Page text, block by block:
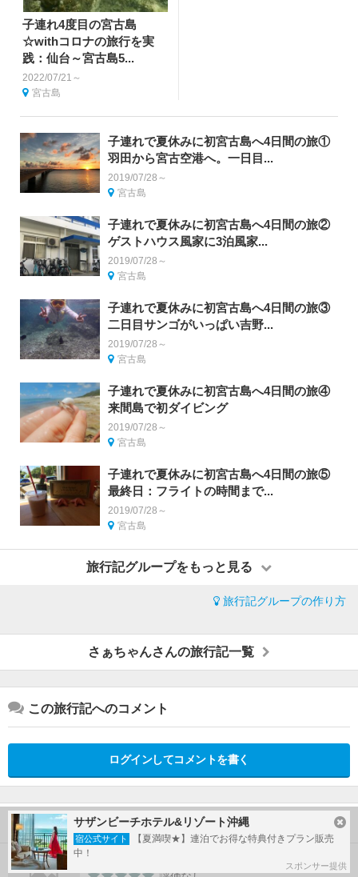
子連れ4度目の宮古島
☆withコロナの旅行を実
践：仙台～宮古島5...
2022/07/21～
宮古島
子連れで夏休みに初宮古島へ4日間の旅①
羽田から宮古空港へ。一日目...
2019/07/28～
宮古島
子連れで夏休みに初宮古島へ4日間の旅②
ゲストハウス風家に3泊風家...
2019/07/28～
宮古島
子連れで夏休みに初宮古島へ4日間の旅③
二日目サンゴがいっぱい吉野...
2019/07/28～
宮古島
子連れで夏休みに初宮古島へ4日間の旅④
来間島で初ダイビング
2019/07/28～
宮古島
子連れで夏休みに初宮古島へ4日間の旅⑤
最終日：フライトの時間まで...
2019/07/28～
宮古島
旅行記グループをもっと見る
旅行記グループの作り方
さぁちゃんさんの旅行記一覧
この旅行記へのコメント
ログインしてコメントを書く
この旅行で行ったホテル
マンゴー
サザンビーチホテル&リゾート沖縄
宿公式サイト
【夏満喫★】連泊でお得な特典付きプラン販売
中！
スポンサー提供